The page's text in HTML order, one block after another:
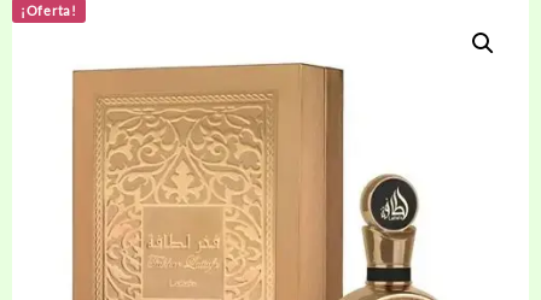
¡Oferta!